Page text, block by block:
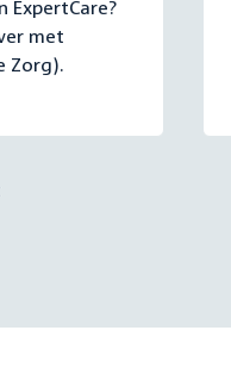
ExpertCare?
met
Zorg).